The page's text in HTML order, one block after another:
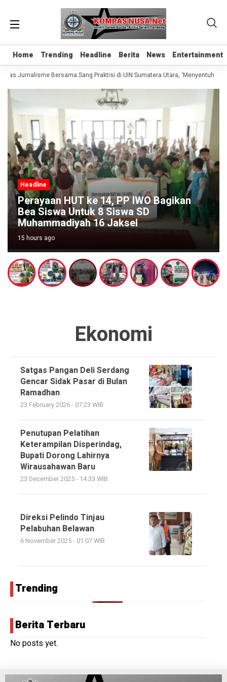
Home Trending Headline Berita News Entertainment
Home Trending Headline Berita News Entertainment
Jurnalisme Bersama Sang Praktisi di UIN Sumatera Utara, ‘Menyentuh Hati
Headline
Perayaan HUT ke 14, PP IWO Bagikan
Bea Siswa Untuk 8 Siswa SD
Muhammadiyah 16 Jaksel
15 hours ago
Ekonomi
Satgas Pangan Deli Serdang
Gencar Sidak Pasar di Bulan
Ramadhan
23 February 2026 - 07:23 WIB
Penutupan Pelatihan
Keterampilan Disperindag,
Bupati Dorong Lahirnya
Wirausahawan Baru
23 December 2025 - 14:33 WIB
Direksi Pelindo Tinjau
Pelabuhan Belawan
6 November 2025 - 01:07 WIB
Trending
Berita Terbaru
No posts yet.